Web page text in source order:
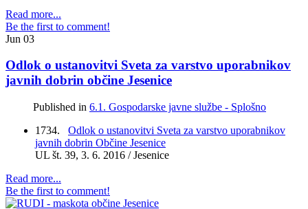
Read more...
Be the first to comment!
Jun 03
Odlok o ustanovitvi Sveta za varstvo uporabnikov
javnih dobrin občine Jesenice
Published in 6.1. Gospodarske javne službe - Splošno
1734. Odlok o ustanovitvi Sveta za varstvo uporabnikov
javnih dobrin Občine Jesenice
UL št. 39, 3. 6. 2016 / Jesenice
Read more...
Be the first to comment!